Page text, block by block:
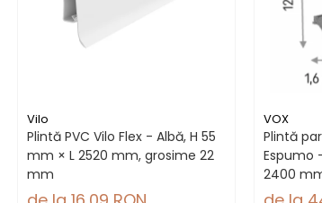
Vilo
Plintă PVC Vilo Flex - Albă, H 55
mm × L 2520 mm, grosime 22
mm
VOX
Plintă
Espumo
2400